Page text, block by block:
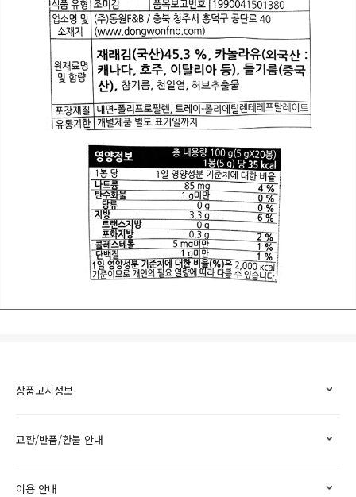
상품고시정보
교환/반품/환불 안내
이용 안내